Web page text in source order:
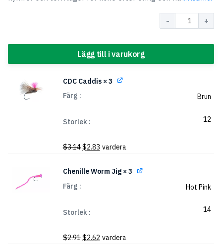
Lägg till i varukorg
CDC Caddis× 3
Färg
Brun
Storlek 12
$3.14Det
priset
$2.83Det
priset
vardera
Chenille Worm Jig× 3
Färg
Hot Pink
Storlek 14
$2.91Det
$2.62Det
vardera